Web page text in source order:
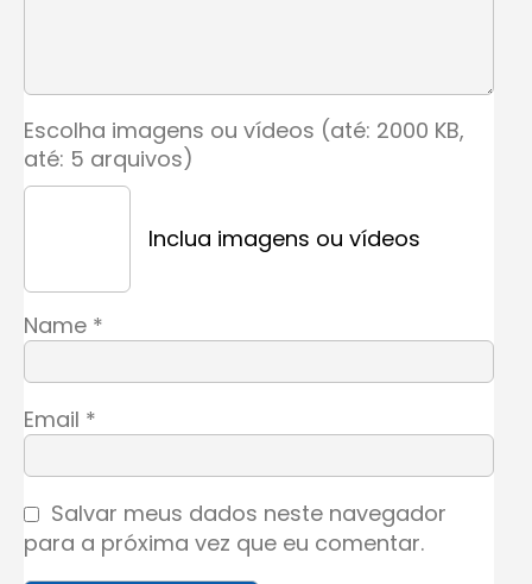
Escolha imagens ou vídeos (até: 2000 KB,
até: 5 arquivos)
Inclua imagens ou vídeos
Name *
Email *
Salvar meus dados neste navegador
para a próxima vez que eu comentar.